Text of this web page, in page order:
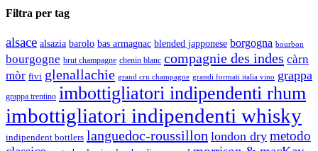
Filtra per tag
alsace alsazia barolo bas armagnac blended japponese borgogna bourbon
bourgogne brut champagne chenin blanc compagnie des indes càrn
mòr fivi glenallachie grand cru champagne grandi formati italia vino grappa
grappa trentino imbottigliatori indipendenti rhum
imbottigliatori indipendenti whisky
indipendent bottlers languedoc-roussillon london dry metodo